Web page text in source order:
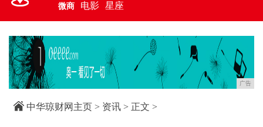
微商 电影 星座
广告
中华琼财网主页 > 资讯 > 正文 >